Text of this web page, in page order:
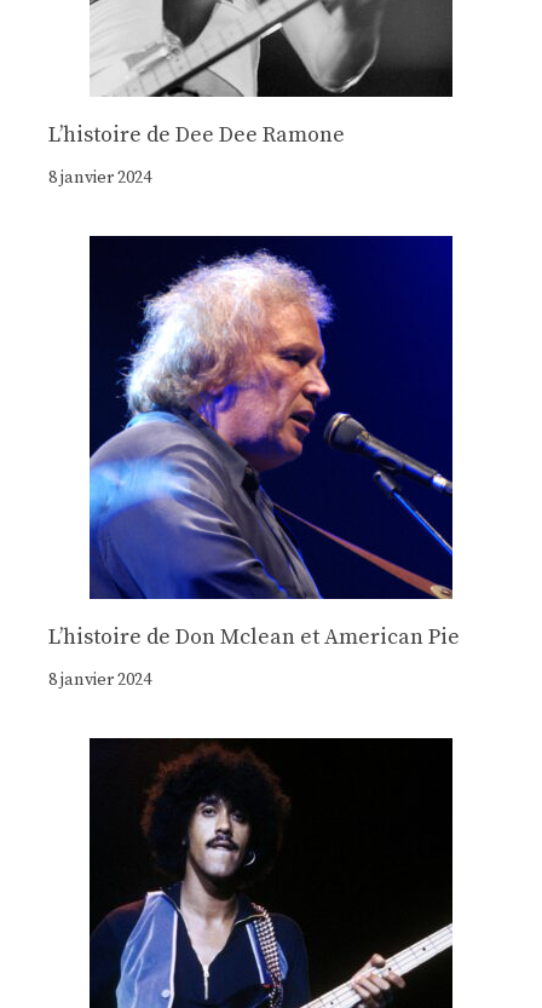
Lʼhistoire de Dee Dee Ramone
8 janvier 2024
Lʼhistoire de Don Mclean et American Pie
8 janvier 2024